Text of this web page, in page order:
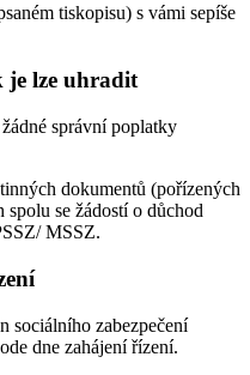
tiskopisu) s vámi sepíše
je lze uhradit
správní poplatky
dokumentů (pořízených
se žádostí o důchod
MSSZ.
sociálního zabezpečení
dne zahájení řízení.